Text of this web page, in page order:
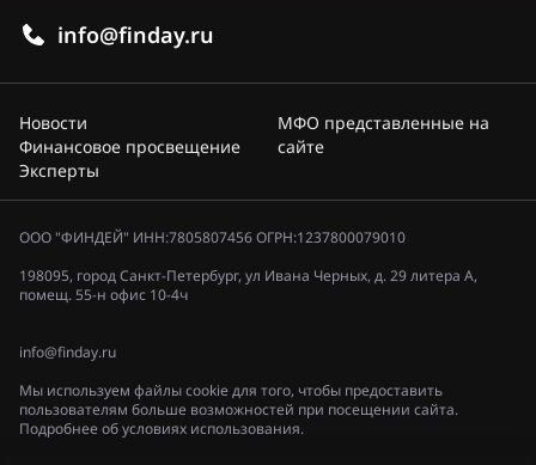
info@finday.ru
Новости
Финансовое просвещение
Эксперты
МФО представленные на
сайте
ООО "ФИНДЕЙ" ИНН:7805807456 ОГРН:1237800079010
198095, город Санкт-Петербург, ул Ивана Черных, д. 29 литера А,
помещ. 55-н офис 10-4ч
info@finday.ru
Мы используем файлы cookie для того, чтобы предоставить
пользователям больше возможностей при посещении сайта.
Подробнее об условиях использования.